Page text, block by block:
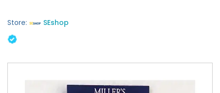
Store: SEshop